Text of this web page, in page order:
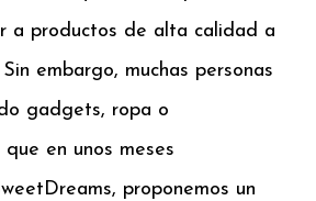
a productos de alta calidad a
embargo, muchas personas
gadgets, ropa o
en unos meses
proponemos un